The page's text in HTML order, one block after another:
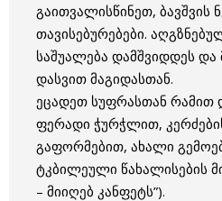
გაითვალისწინეთ, ბავშვის
თავისებურებები.
საშუალება დამშვიდდეს
დასვით მაგიდასთან.
ეცადეთ სუფრასთან რამით
ფერადი ჭურჭლით,
გაფორმებით, ახალი
ტკბილეული წახალისების
– მიიღებ კანფეტს”).